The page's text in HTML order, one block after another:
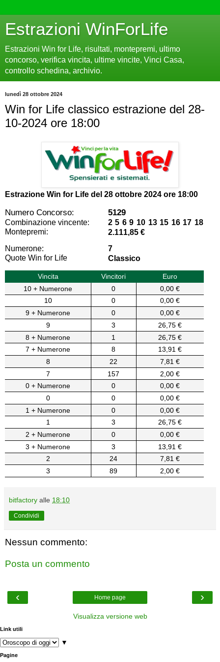
Estrazioni WinForLife
Estrazioni Win for Life, risultati, montepremi, ultimo
concorso, verifica vincita, ultime vincite, Vinci Casa,
controllo schedina, archivio.
lunedì 28 ottobre 2024
Win for Life classico estrazione del 28-
10-2024 ore 18:00
Estrazione Win for Life del 28 ottobre 2024 ore 18:00
Numero Concorso: 5129
Combinazione vincente:
2 5 6 9 10 13 15 16 17 18
Montepremi:
2.111,85 €
Numerone:
7
Quote Win for Life
Classico
Vincita Vincitori
Euro
10 + Numerone
0
0,00 €
10
0
0,00 €
9 + Numerone
0
0,00 €
9
3
26,75 €
8 + Numerone
1
26,75 €
7 + Numerone
8
13,91 €
8
22
7,81 €
7
157
2,00 €
0 + Numerone
0
0,00 €
0
0
0,00 €
1 + Numerone
0
0,00 €
1
3
26,75 €
2 + Numerone
0
0,00 €
3 + Numerone
3
13,91 €
2
24
7,81 €
3
89 2,00 €
bitfactory alle 18:10
Condividi
Nessun commento:
Posta un commento
‹ ›
Home page
Visualizza versione web
Link utili
▼
Pagine